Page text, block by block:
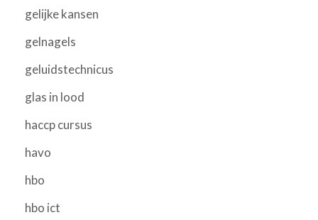
gelijke kansen
gelnagels
geluidstechnicus
glas in lood
haccp cursus
havo
hbo
hbo ict